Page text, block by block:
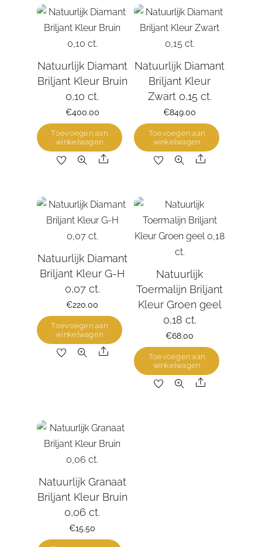
Natuurlijk Diamant
Briljant Kleur Bruin
0,10 ct.
€400.00
Toevoegen aan
winkelwagen
Share
Natuurlijk Diamant
Briljant Kleur
Zwart 0,15 ct.
€849.00
Toevoegen aan
winkelwagen
Share
Natuurlijk Diamant
Briljant Kleur G-H
0,07 ct.
€220.00
Toevoegen aan
winkelwagen
Share
Natuurlijk
Toermalijn Briljant
Kleur Groen geel
0,18 ct.
€68.00
Toevoegen aan
winkelwagen
Share
Natuurlijk Granaat
Briljant Kleur Bruin
0,06 ct.
€15.50